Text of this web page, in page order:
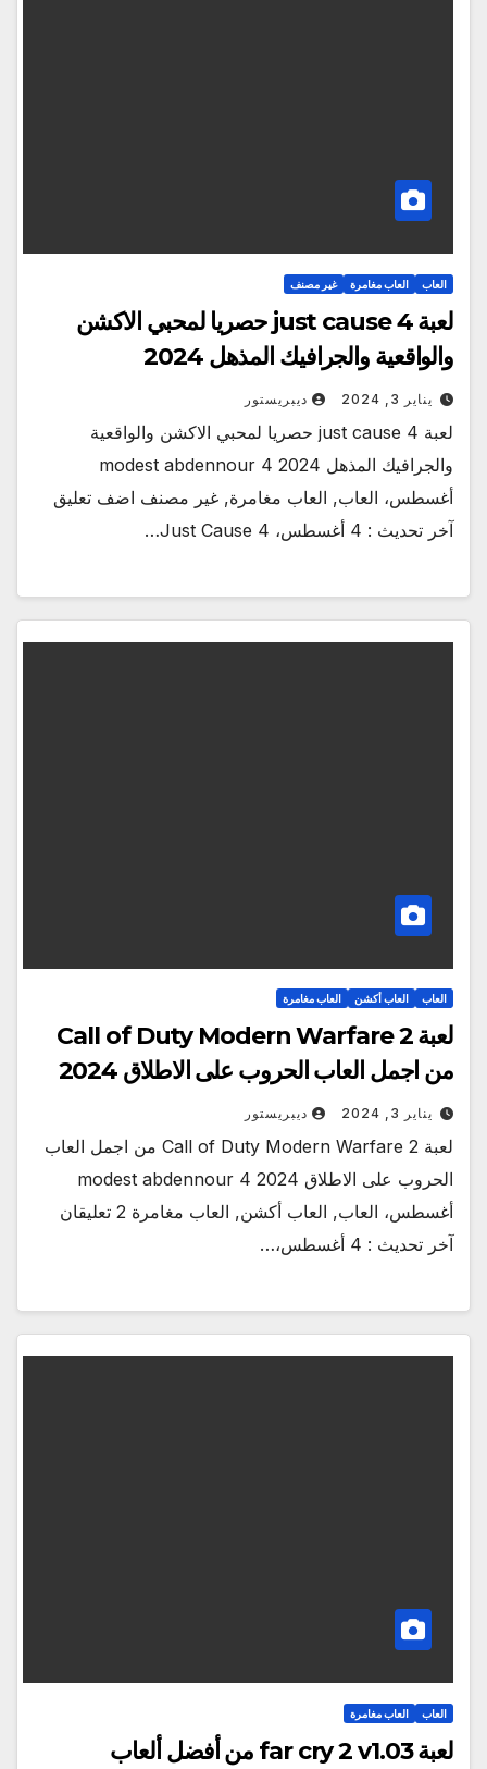
العاب العاب مغامرة غير مصنف
لعبة just cause 4 حصريا لمحبي الاكشن
والواقعية والجرافيك المذهل 2024
يناير 3, 2024 ديبريستور
لعبة just cause 4 حصريا لمحبي الاكشن والواقعية
والجرافيك المذهل 2024 modest abdennour 4
أغسطس، العاب, العاب مغامرة, غير مصنف اضف تعليق
آخر تحديث : 4 أغسطس، Just Cause 4…
العاب العاب أكشن العاب مغامرة
لعبة Call of Duty Modern Warfare 2
من اجمل العاب الحروب على الاطلاق 2024
يناير 3, 2024 ديبريستور
لعبة Call of Duty Modern Warfare 2 من اجمل العاب
الحروب على الاطلاق 2024 modest abdennour 4
أغسطس، العاب, العاب أكشن, العاب مغامرة 2 تعليقان
آخر تحديث : 4 أغسطس،…
العاب العاب مغامرة
لعبة far cry 2 v1.03 من أفضل ألعاب